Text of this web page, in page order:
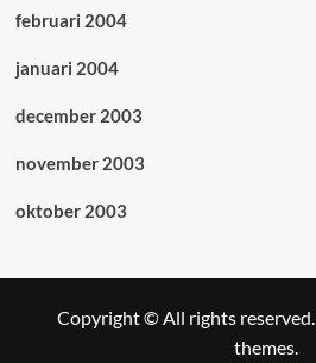
februari 2004
januari 2004
december 2003
november 2003
oktober 2003
Copyright © All rights reserved.
themes.